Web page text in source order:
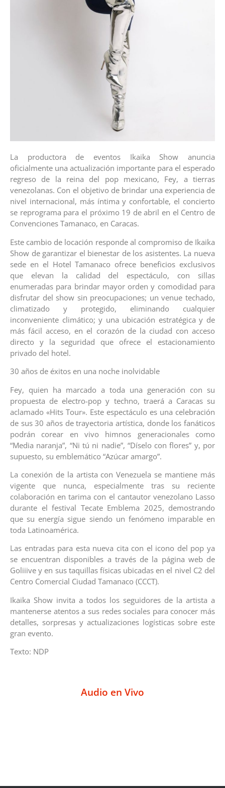
La productora de eventos Ikaika Show anuncia
oficialmente una actualización importante para el esperado
regreso de la reina del pop mexicano, Fey, a tierras
venezolanas. Con el objetivo de brindar una experiencia de
nivel internacional, más íntima y confortable, el concierto
se reprograma para el próximo 19 de abril en el Centro de
Convenciones Tamanaco, en Caracas.
Este cambio de locación responde al compromiso de Ikaika
Show de garantizar el bienestar de los asistentes. La nueva
sede en el Hotel Tamanaco ofrece beneficios exclusivos
que elevan la calidad del espectáculo, con sillas
enumeradas para brindar mayor orden y comodidad para
disfrutar del show sin preocupaciones; un venue techado,
climatizado y protegido, eliminando cualquier
inconveniente climático; y una ubicación estratégica y de
más fácil acceso, en el corazón de la ciudad con acceso
directo y la seguridad que ofrece el estacionamiento
privado del hotel.
30 años de éxitos en una noche inolvidable
Fey, quien ha marcado a toda una generación con su
propuesta de electro-pop y techno, traerá a Caracas su
aclamado «Hits Tour». Este espectáculo es una celebración
de sus 30 años de trayectoria artística, donde los fanáticos
podrán corear en vivo himnos generacionales como
“Media naranja”, “Ni tú ni nadie”, “Díselo con flores” y, por
supuesto, su emblemático “Azúcar amargo”.
La conexión de la artista con Venezuela se mantiene más
vigente que nunca, especialmente tras su reciente
colaboración en tarima con el cantautor venezolano Lasso
durante el festival Tecate Emblema 2025, demostrando
que su energía sigue siendo un fenómeno imparable en
toda Latinoamérica.
Las entradas para esta nueva cita con el icono del pop ya
se encuentran disponibles a través de la página web de
Goliiive y en sus taquillas físicas ubicadas en el nivel C2 del
Centro Comercial Ciudad Tamanaco (CCCT).
Ikaika Show invita a todos los seguidores de la artista a
mantenerse atentos a sus redes sociales para conocer más
detalles, sorpresas y actualizaciones logísticas sobre este
gran evento.
Texto: NDP
Audio en Vivo